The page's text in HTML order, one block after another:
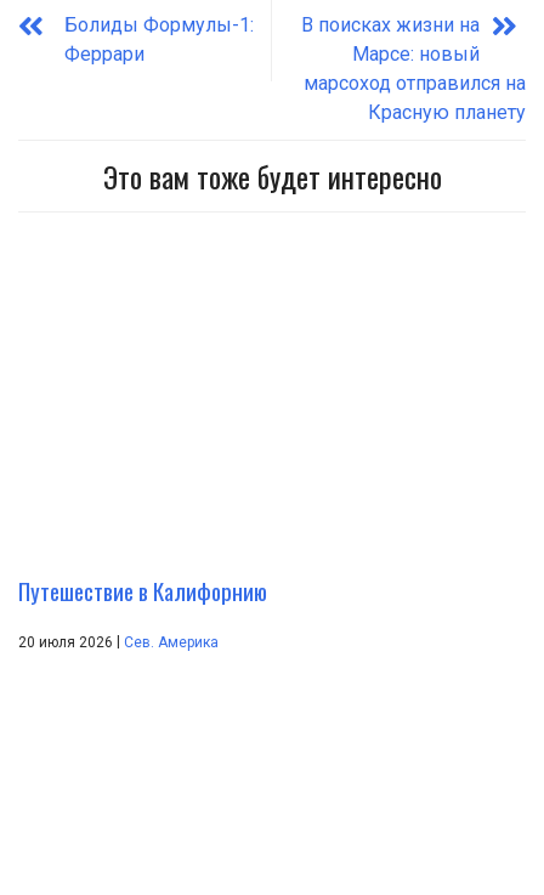
Болиды Формулы-1:
Феррари
В поисках жизни на
Марсе: новый
марсоход отправился на
Красную планету
Это вам тоже будет интересно
Путешествие в Калифорнию
20 июля 2026 Сев. Америка